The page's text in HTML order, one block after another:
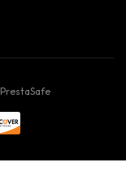
PrestaSafe